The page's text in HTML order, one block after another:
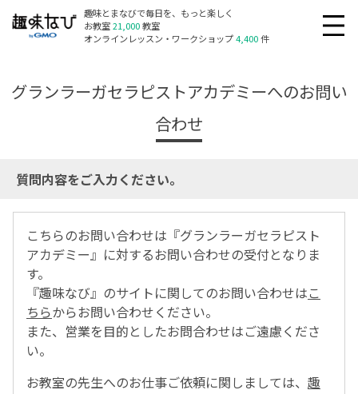
趣味とまなびで毎日を、もっと楽しく
お教室21,000教室
オンラインレッスン・ワークショップ4,400件
グランラーガセラピストアカデミーへのお問い
合わせ
質問内容をご入力ください。
こちらのお問い合わせは『グランラーガセラピスト
アカデミー』に対するお問い合わせの受付となりま
す。
『趣味なび』のサイトに関してのお問い合わせはこ
ちらからお問い合わせください。
また、営業を目的としたお問合わせはご遠慮くださ
い。
お教室の先生へのお仕事ご依頼に関しましては、 趣